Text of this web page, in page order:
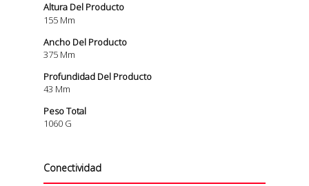
Altura Del Producto
155 Mm
Ancho Del Producto
375 Mm
Profundidad Del Producto
43 Mm
Peso Total
1060 G
Conectividad